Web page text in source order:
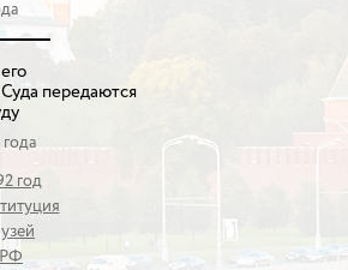
передаются
год
РФ